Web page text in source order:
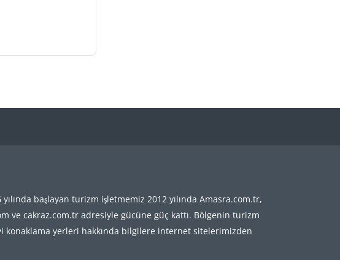
başlayan turizm işletmemiz 2012 yılında Amasra.com.tr,
ve cakraz.com.tr adresiyle gücüne güç kattı. Bölgenin turizm
konaklama yerleri hakkında bilgilere internet sitelerimizden